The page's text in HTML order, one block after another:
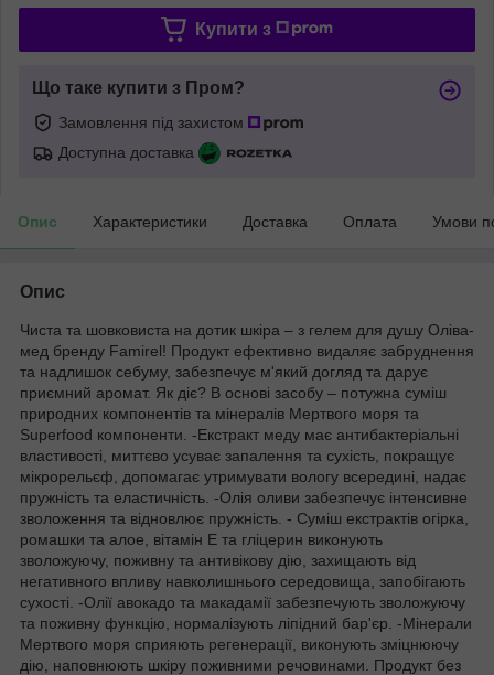
Купити з
Що таке купити з Пром?
Замовлення під захистом
Доступна доставка
Опис Характеристики Доставка Оплата Умови
Опис
Чиста та шовковиста на дотик шкіра – з гелем для душу Оліва-
мед бренду Famirel! Продукт ефективно видаляє забруднення
та надлишок себуму, забезпечує м'який догляд та дарує
приємний аромат. Як діє? В основі засобу – потужна суміш
природних компонентів та мінералів Мертвого моря та
Superfood компоненти. -Екстракт меду має антибактеріальні
властивості, миттєво усуває запалення та сухість, покращує
мікрорельєф, допомагає утримувати вологу всередині, надає
пружність та еластичність. -Олія оливи забезпечує інтенсивне
зволоження та відновлює пружність. - Суміш екстрактів огірка,
ромашки та алое, вітамін Е та гліцерин виконують
зволожуючу, поживну та антивікову дію, захищають від
негативного впливу навколишнього середовища, запобігають
сухості. -Олії авокадо та макадамії забезпечують зволожуючу
та поживну функцію, нормалізують ліпідний бар'єр. -Мінерали
Мертвого моря сприяють регенерації, виконують зміцнюючу
дію, наповнюють шкіру поживними речовинами. Продукт без